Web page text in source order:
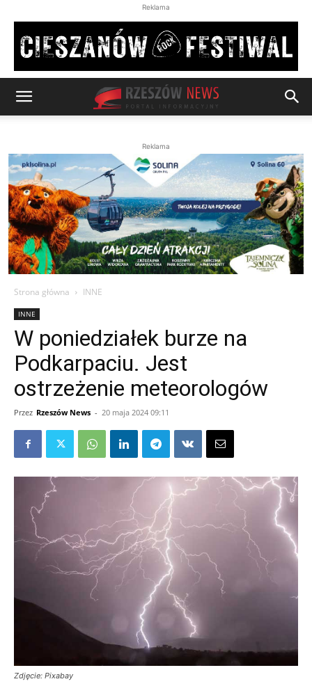
Reklama
Reklama
Strona główna INNE
INNE
W poniedziałek burze na
Podkarpaciu. Jest
ostrzeżenie meteorologów
Przez Rzeszów News - 20 maja 2024 09:11
Zdjęcie: Pixabay